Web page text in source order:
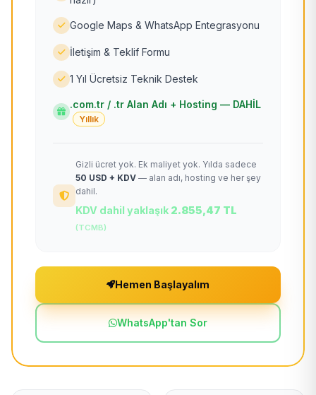
Google Maps & WhatsApp Entegrasyonu
İletişim & Teklif Formu
1 Yıl Ücretsiz Teknik Destek
.com.tr / .tr Alan Adı + Hosting — DAHİL
Yıllık
Gizli ücret yok. Ek maliyet yok. Yılda sadece
50 USD + KDV — alan adı, hosting ve her şey
dahil.
KDV dahil yaklaşık 2.855,47 TL
(TCMB)
Hemen Başlayalım
WhatsApp'tan Sor